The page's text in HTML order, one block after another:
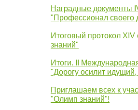
Наградные документы
"Профессионал своего
Итоговый протокол
знаний"
Итоги. II
"Дорогу осилит
Приглашаем всех к
"Олимп знаний"!